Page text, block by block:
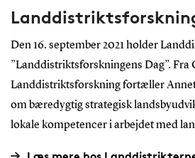
Den 16. september 2021 holder
”Landdistriktsforskningens Dag”. Fra
Landdistriktsforskning fortæller
om bæredygtig strategisk
lokale kompetencer i arbejdet med